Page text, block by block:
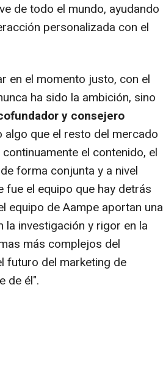
de todo el mundo, ayudando
personalizada con el
en el momento justo, con el
ha sido la ambición, sino
y consejero
algo que el resto del mercado
el contenido, el
forma conjunta y a nivel
fue el equipo que hay detrás
equipo de Aampe aportan una
investigación y rigor en la
más complejos del
futuro del marketing de
de él".